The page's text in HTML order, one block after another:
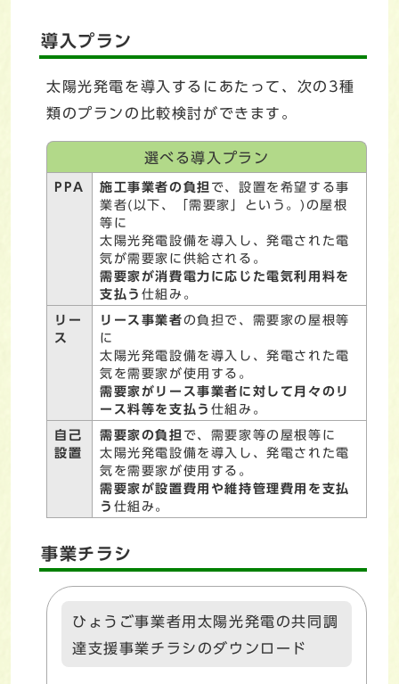
導入プラン
太陽光発電を導入するにあたって、次の3種
類のプランの比較検討ができます。
選べる導入プラン
PPA 施工事業者の負担 で、設置を希望する事
業者(以下、「需要家」という。)の屋根
等に
太陽光発電設備を導入し、発電された電
気が需要家に供給される。
需要家が消費電力に応じた電気利用料を
支払う 仕組み。
リー
ス
リース事業者 の負担で、需要家の屋根等
に
太陽光発電設備を導入し、発電された電
気を需要家が使用する。
需要家がリース事業者に対して月々のリ
ース料等を支払う 仕組み。
自己
設置
需要家の負担 で、需要家等の屋根等に
太陽光発電設備を導入し、発電された電
気を需要家が使用する。
需要家が設置費用や維持管理費用 を支払
う 仕組み。
事業チラシ
ひょうご事業者用太陽光発電の共同調
達支援事業チラシのダウンロード